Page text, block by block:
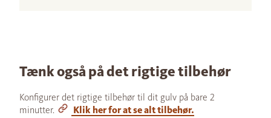
Tænk også på det rigtige tilbehør
Konfigurer det rigtige tilbehør til dit gulv på bare 2
minutter.
Klik her for at se alt tilbehør.